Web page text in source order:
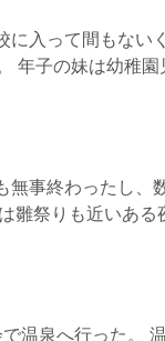
に入って間もない
年子の妹は幼稚
無事終わったし、
雛祭りも近いあ
温泉へ行った。